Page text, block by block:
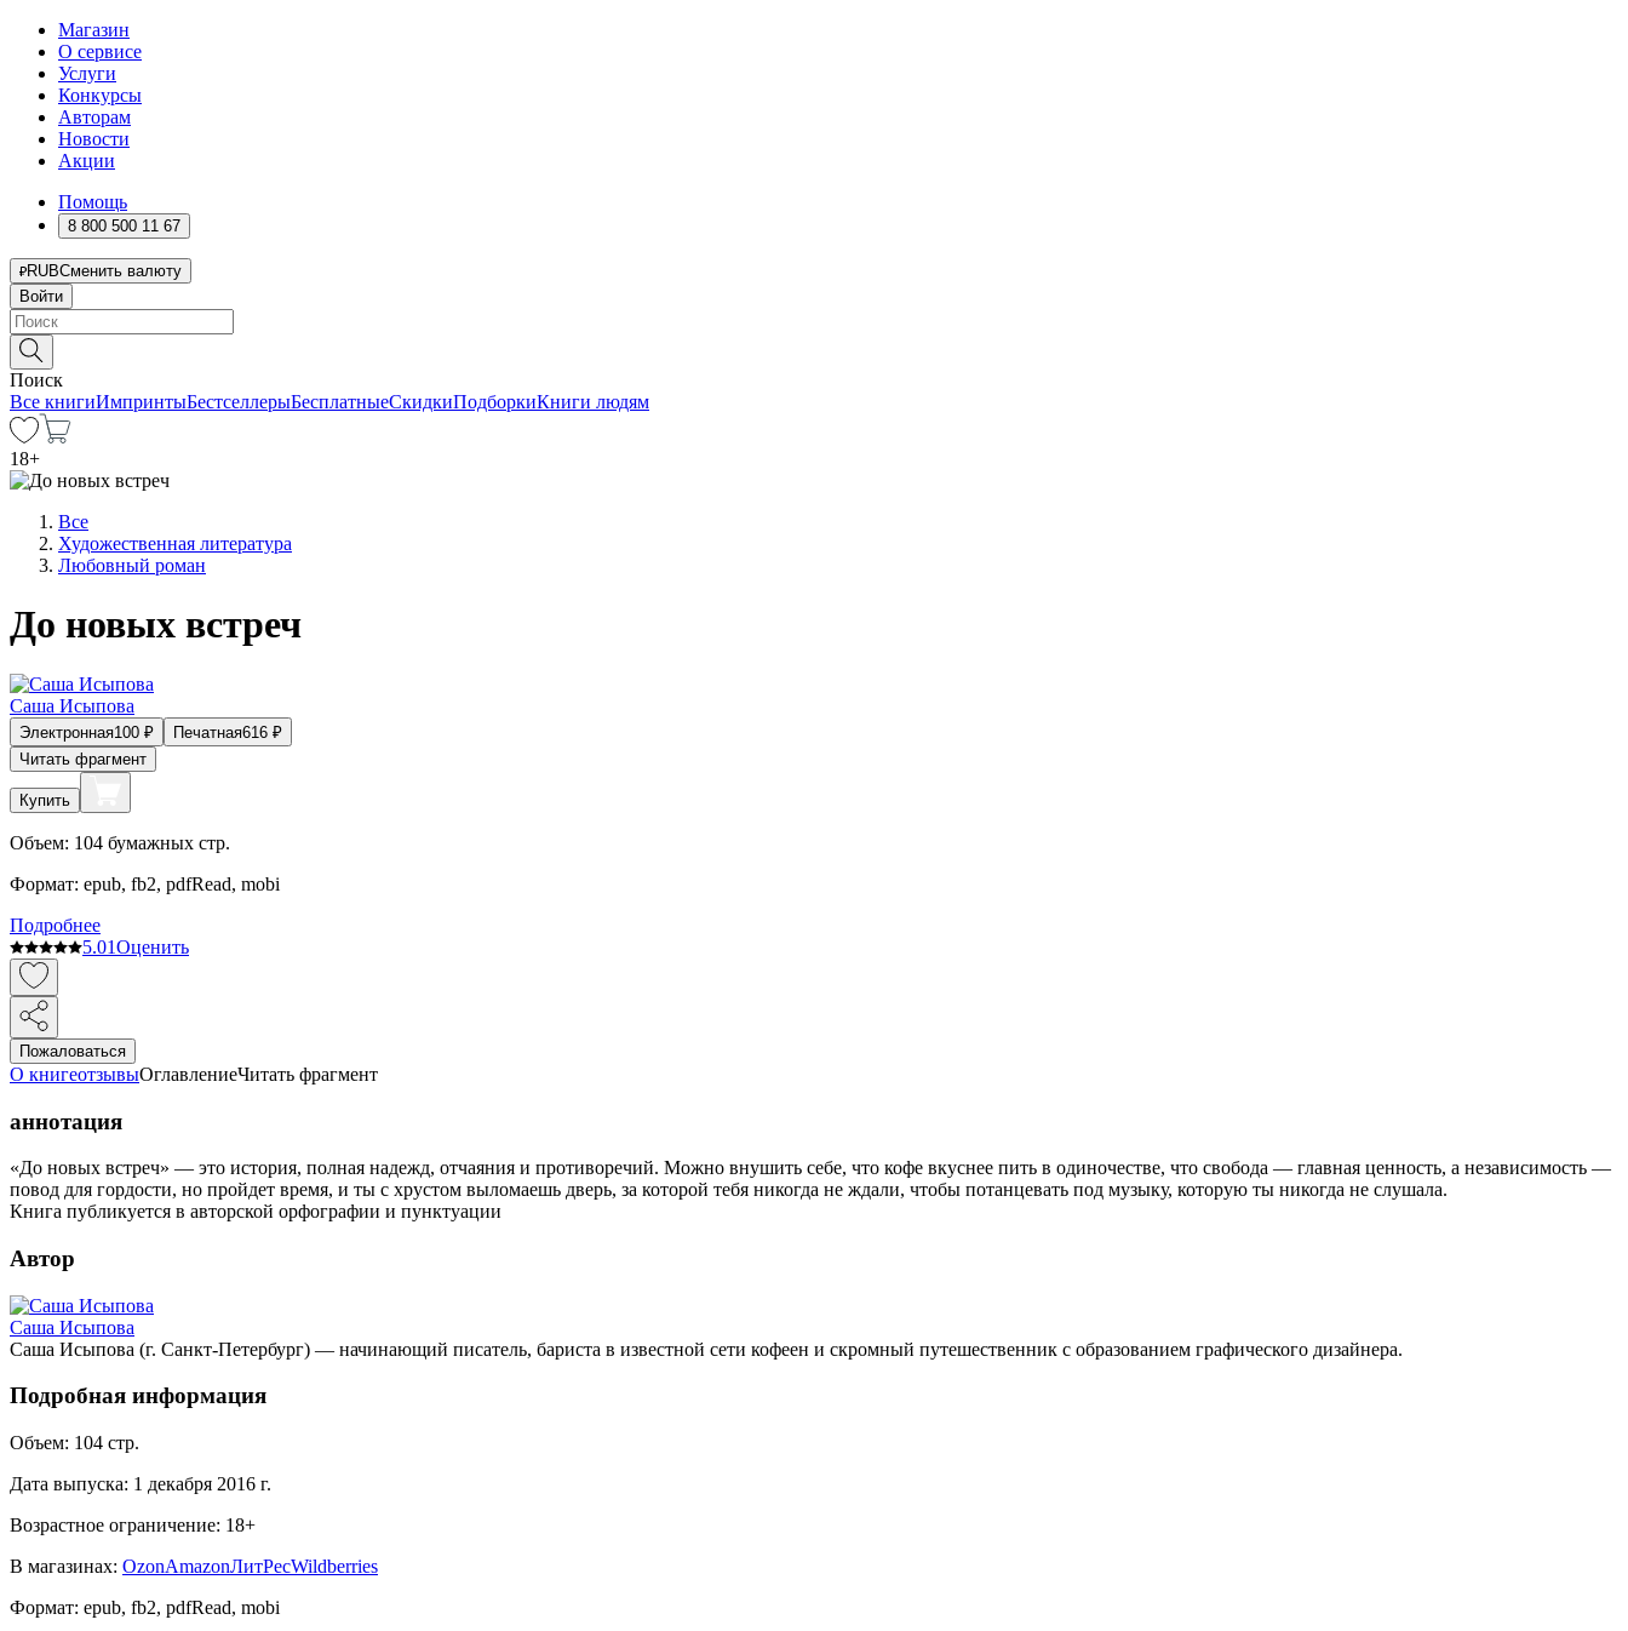
Магазин
О сервисе
Услуги
Конкурсы
Авторам
Новости
Акции
Помощь
8 800 500 11 67
RUBСменить валюту
Войти
Поиск
Все книгиИмпринтыБестселлерыБесплатныеСкидкиПодборкиКниги людям
18+
Все
Художественная литература
Любовный роман
До новых встреч
Саша Исыпова
Электронная100 ₽ Печатная616 ₽
Читать фрагмент
Купить
Объем: 104 бумажных стр.
Формат: epub, fb2, pdfRead, mobi
Подробнее
5.01Оценить
Пожаловаться
О книгеотзывыОглавлениеЧитать фрагмент
аннотация
«До новых встреч» — это история, полная надежд, отчаяния и противоречий. Можно внушить себе, что кофе вкуснее пить в одиночестве, что свобода — главная ценность, а независимость —
повод для гордости, но пройдет время, и ты с хрустом выломаешь дверь, за которой тебя никогда не ждали, чтобы потанцевать под музыку, которую ты никогда не слушала.
Книга публикуется в авторской орфографии и пунктуации
Автор
Саша Исыпова
Саша Исыпова (г. Санкт-Петербург) — начинающий писатель, бариста в известной сети кофеен и скромный путешественник с образованием графического дизайнера.
Подробная информация
Объем: 104 стр.
Дата выпуска: 1 декабря 2016 г.
Возрастное ограничение: 18+
В магазинах: OzonAmazonЛитРесWildberries
Формат: epub, fb2, pdfRead, mobi